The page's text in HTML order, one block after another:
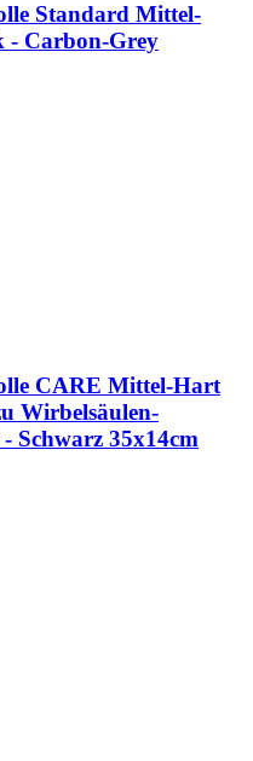
Standard Mittel-
- Carbon-Grey
CARE Mittel-Hart
Wirbelsäulen-
Schwarz 35x14cm